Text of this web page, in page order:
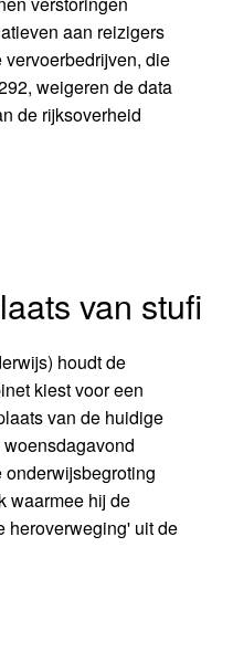
aan reizigers
die
weigeren de data
de rijksoverheid
van stufi
houdt de
kiest voor een
van de huidige
waarmee hij de
heroverweging' uit de